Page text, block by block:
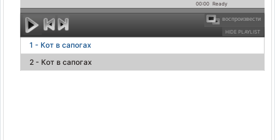
00:00 Ready
HIDE PLAYLIST
воспроизвести
1 - Кот в сапогах
2 - Кот в сапогах